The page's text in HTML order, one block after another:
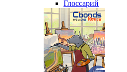
Глоссарий